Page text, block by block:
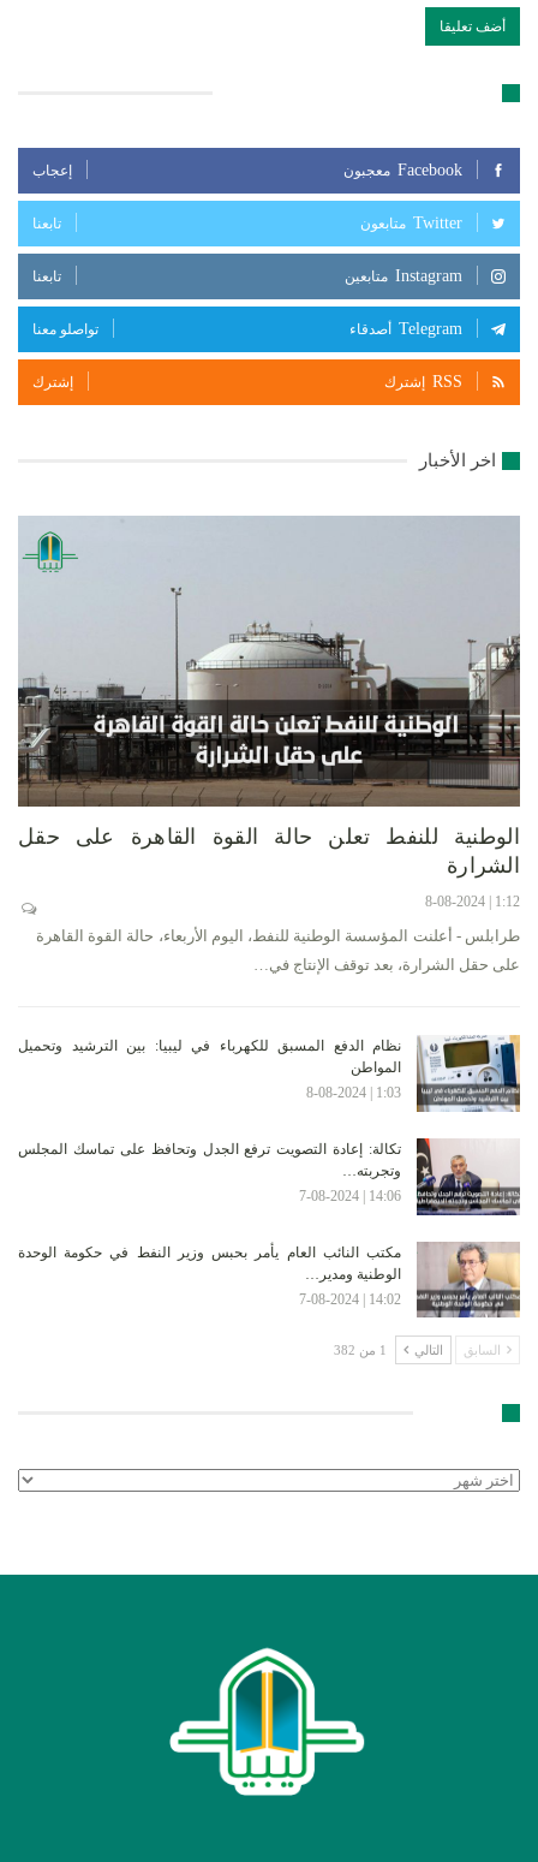
Facebook معجبون إعجاب
Twitter متابعون تابعنا
Instagram متابعين تابعنا
Telegram أصدقاء تواصلو معنا
RSS إشترك إشترك
اخر الأخبار
الوطنية للنفط تعلن حالة القوة القاهرة على حقل
الشرارة
1:12 | 8-08-2024
طرابلس - أعلنت المؤسسة الوطنية للنفط، اليوم الأربعاء، حالة القوة القاهرة
على حقل الشرارة، بعد توقف الإنتاج في…
نظام الدفع المسبق للكهرباء في ليبيا: بين الترشيد وتحميل
المواطن
1:03 | 8-08-2024
تكالة: إعادة التصويت ترفع الجدل وتحافظ على تماسك المجلس
وتجربته…
14:06 | 7-08-2024
مكتب النائب العام يأمر بحبس وزير النفط في حكومة الوحدة
الوطنية ومدير…
14:02 | 7-08-2024
السابق التالي 1 من 382
الأرشيف